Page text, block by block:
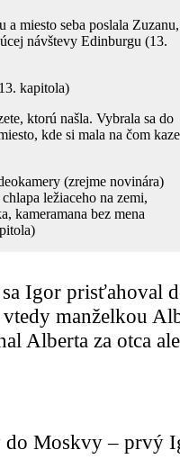
miesto seba poslala Zuzanu,
návštevy Edinburgu (13.
kapitola)
ktorú našla. Vybrala sa do
kde si mala na čom
(zrejme novinára)
ležiaceho na zemi,
kameramana bez mena
Igor prisťahoval
manželkou
Alberta za otca
Moskvy – prvý